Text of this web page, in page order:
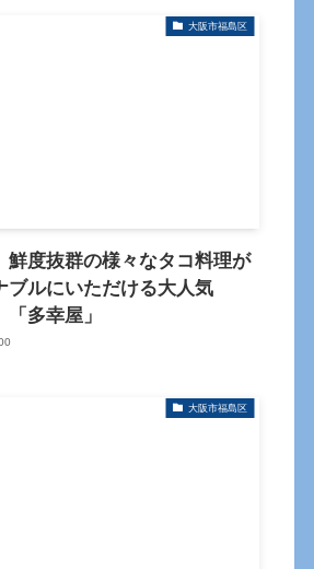
大阪市福島区
度抜群の様々なタコ料理が
ブルにいただける大人気
多幸屋」
大阪市福島区